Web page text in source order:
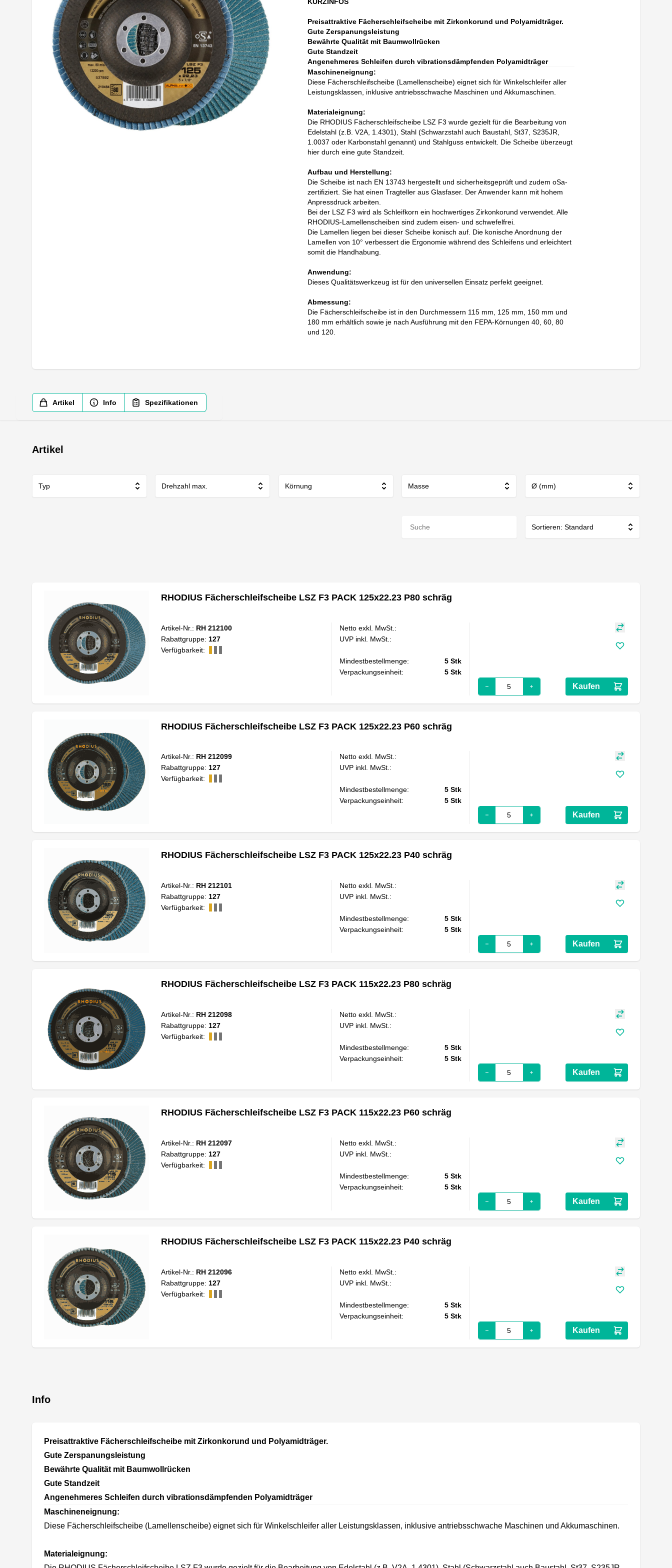
Preisattraktive Fächerschleifscheibe mit Zirkonkorund und Polyamidträger.
Gute Zerspanungsleistung
Bewährte Qualität mit Baumwollrücken
Gute Standzeit
Angenehmeres Schleifen durch vibrationsdämpfenden Polyamidträger
Maschineneignung:
Diese Fächerschleifscheibe (Lamellenscheibe) eignet sich für Winkelschleifer aller
Leistungsklassen, inklusive antriebsschwache Maschinen und Akkumaschinen.
Materialeignung:
Die RHODIUS Fächerschleifscheibe LSZ F3 wurde gezielt für die Bearbeitung von
Edelstahl (z.B. V2A, 1.4301), Stahl (Schwarzstahl auch Baustahl, St37, S235JR,
1.0037 oder Karbonstahl genannt) und Stahlguss entwickelt. Die Scheibe überzeugt
hier durch eine gute Standzeit.
Aufbau und Herstellung:
Die Scheibe ist nach EN 13743 hergestellt und sicherheitsgeprüft und zudem oSa-
zertifiziert. Sie hat einen Tragteller aus Glasfaser. Der Anwender kann mit hohem
Anpressdruck arbeiten.
Bei der LSZ F3 wird als Schleifkorn ein hochwertiges Zirkonkorund verwendet. Alle
RHODIUS-Lamellenscheiben sind zudem eisen- und schwefelfrei.
Die Lamellen liegen bei dieser Scheibe konisch auf. Die konische Anordnung der
Lamellen von 10° verbessert die Ergonomie während des Schleifens und erleichtert
somit die Handhabung.
Anwendung:
Dieses Qualitätswerkzeug ist für den universellen Einsatz perfekt geeignet.
Abmessung:
Die Fächerschleifscheibe ist in den Durchmessern 115 mm, 125 mm, 150 mm und
180 mm erhältlich sowie je nach Ausführung mit den FEPA-Körnungen 40, 60, 80
und 120.
Artikel Info Spezifikationen
Artikel
Typ Drehzahl max. Körnung Masse Ø (mm)
Sortieren: Standard
RHODIUS Fächerschleifscheibe LSZ F3 PACK 125x22.23 P80 schräg
Artikel-Nr.: RH 212100
Rabattgruppe: 127
Verfügbarkeit:
Netto exkl. MwSt.:
UVP inkl. MwSt.:
Mindestbestellmenge: 5 Stk
Verpackungseinheit:
5 Stk
Kaufen
RHODIUS Fächerschleifscheibe LSZ F3 PACK 125x22.23 P60 schräg
Artikel-Nr.: RH 212099
Rabattgruppe: 127
Verfügbarkeit:
Netto exkl. MwSt.:
UVP inkl. MwSt.:
Mindestbestellmenge: 5 Stk
Verpackungseinheit:
5 Stk
Kaufen
RHODIUS Fächerschleifscheibe LSZ F3 PACK 125x22.23 P40 schräg
Artikel-Nr.: RH 212101
Rabattgruppe: 127
Verfügbarkeit:
Netto exkl. MwSt.:
UVP inkl. MwSt.:
Mindestbestellmenge: 5 Stk
Verpackungseinheit:
5 Stk
Kaufen
RHODIUS Fächerschleifscheibe LSZ F3 PACK 115x22.23 P80 schräg
Artikel-Nr.: RH 212098
Rabattgruppe: 127
Verfügbarkeit:
Netto exkl. MwSt.:
UVP inkl. MwSt.:
Mindestbestellmenge: 5 Stk
Verpackungseinheit:
5 Stk
Kaufen
RHODIUS Fächerschleifscheibe LSZ F3 PACK 115x22.23 P60 schräg
Artikel-Nr.: RH 212097
Rabattgruppe: 127
Verfügbarkeit:
Netto exkl. MwSt.:
UVP inkl. MwSt.:
Mindestbestellmenge: 5 Stk
Verpackungseinheit:
5 Stk
Kaufen
RHODIUS Fächerschleifscheibe LSZ F3 PACK 115x22.23 P40 schräg
Artikel-Nr.: RH 212096
Rabattgruppe: 127
Verfügbarkeit:
Netto exkl. MwSt.:
UVP inkl. MwSt.:
Mindestbestellmenge: 5 Stk
Verpackungseinheit:
5 Stk
Kaufen
Info
Preisattraktive Fächerschleifscheibe mit Zirkonkorund und Polyamidträger.
Gute Zerspanungsleistung
Bewährte Qualität mit Baumwollrücken
Gute Standzeit
Angenehmeres Schleifen durch vibrationsdämpfenden Polyamidträger
Maschineneignung:
Diese Fächerschleifscheibe (Lamellenscheibe) eignet sich für Winkelschleifer aller Leistungsklassen, inklusive antriebsschwache Maschinen und Akkumaschinen.
Materialeignung: